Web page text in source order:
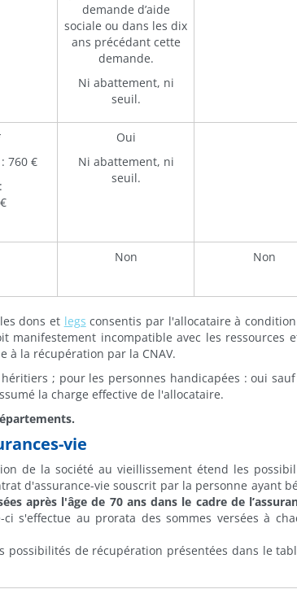
demande d’aide
sociale ou dans les dix
ans précédant cette
demande.
Ni abattement, ni
seuil.
760 €
Oui
Ni abattement, ni
seuil.
Non Non
dons et legs consentis par l'allocataire à
incompatible avec les ressources
à la récupération par la CNAV.
; pour les personnes handicapées : oui
la charge effective de l'allocataire.
vie
de la société au vieillissement étend les
d'assurance-vie souscrit par la personne ayant
après l'âge de 70 ans dans le cadre de
s'effectue au prorata des sommes versées à
possibilités de récupération présentées dans le